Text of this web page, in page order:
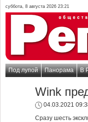
суббота, 8 августа 2026 23:21
Под лупой Панорама В
Wink
04.03.2021
Сразу шесть